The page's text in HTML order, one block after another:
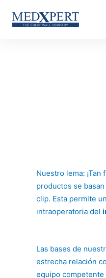
Nuestro lema: ¡Tan
productos se
clip. Esta permite
intraoperatoria del
Las bases de
estrecha relación
equipo